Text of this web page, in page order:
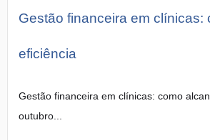
Gestão financeira em clínicas:
eficiência
Gestão financeira em clínicas: como
outubro...